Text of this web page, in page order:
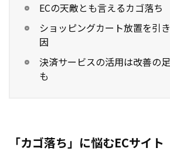
ECの天敵とも言えるカゴ落ち
ショッピングカート放置を引
因
決済サービスの活用は改善の
も
「カゴ落ち」に悩むECサイト